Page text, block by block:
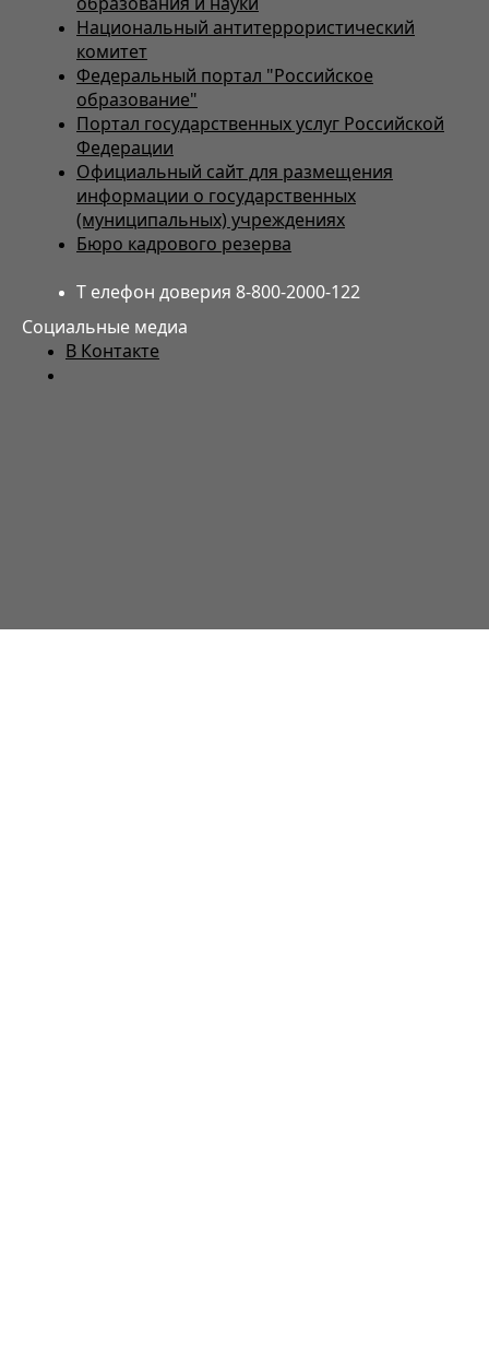
Национальный антитеррористический
комитет
Федеральный портал "Российское
образование"
Портал государственных услуг Российской
Федерации
Официальный сайт для размещения
информации о государственных
(муниципальных) учреждениях
Бюро кадрового резерва
Т елефон доверия 8-800-2000-122
Социальные медиа
В Контакте